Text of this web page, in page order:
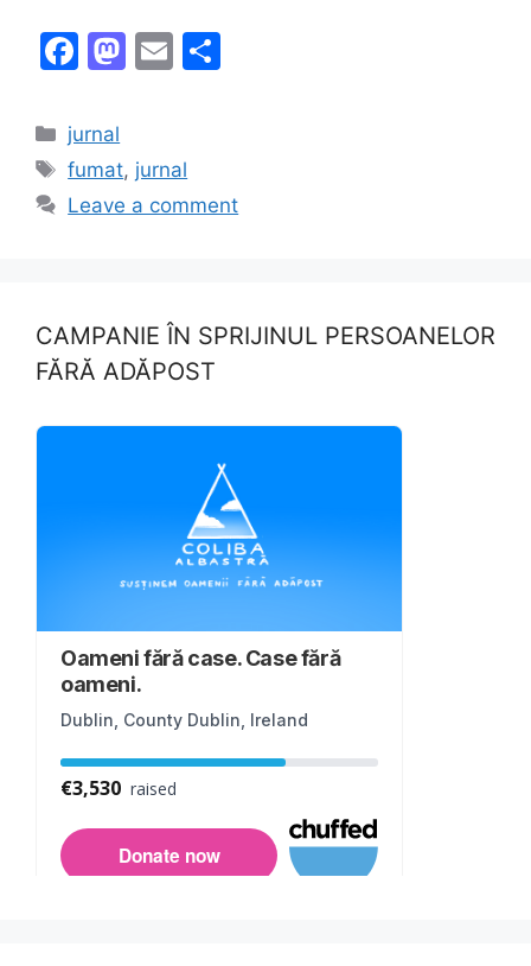
F
c
e
b
k
M
o
d
E
l
Categories
jurnal
Tags
fumat, jurnal
Leave a comment
CAMPANIE ÎN SPRIJINUL PERSOANELOR
FĂRĂ ADĂPOST